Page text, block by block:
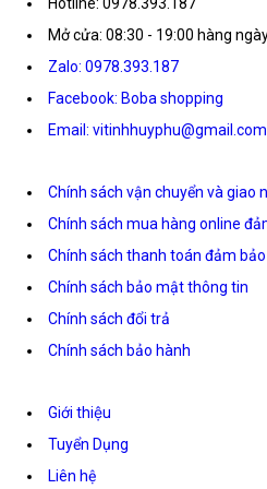
Hotline: 0978.393.187
Mở cửa: 08:30 - 19:00 hàng
Zalo: 0978.393.187
Facebook: Boba shopping
Email: vitinhhuyphu@gmail.com
Chính sách vận chuyển và giao
Chính sách mua hàng online
Chính sách thanh toán đảm bảo
Chính sách bảo mật thông tin
Chính sách đổi trả
Chính sách bảo hành
Giới thiệu
Tuyển Dụng
Liên hệ